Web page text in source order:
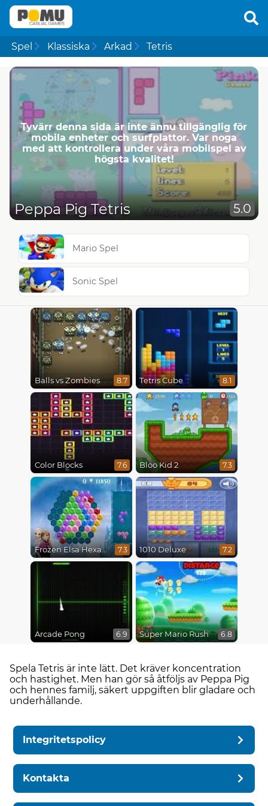
Spel Klassiska Arkad Tetris
Tyvärr denna sida är inte ännu tillgänglig för
mobila enheter och surfplattor. Var noga
med att kontrollera under våra mobilspel av
högsta kvalitet!
Peppa Pig Tetris 5.0
Mario Spel
Sonic Spel
Balls vs Zombies 8.7 Tetris Cube 8.1
Color Blocks 7.6 Bloo Kid 2 7.3
Frozen Elsa Hexagon Puzzle 7.3 1010 Deluxe 7.2
Arcade Pong 6.9 Super Mario Rush 6.8
Spela Tetris är inte lätt. Det kräver koncentration
och hastighet. Men han gör så åtföljs av Peppa Pig
och hennes familj, säkert uppgiften blir gladare och
underhållande.
Integritetspolicy
Kontakta